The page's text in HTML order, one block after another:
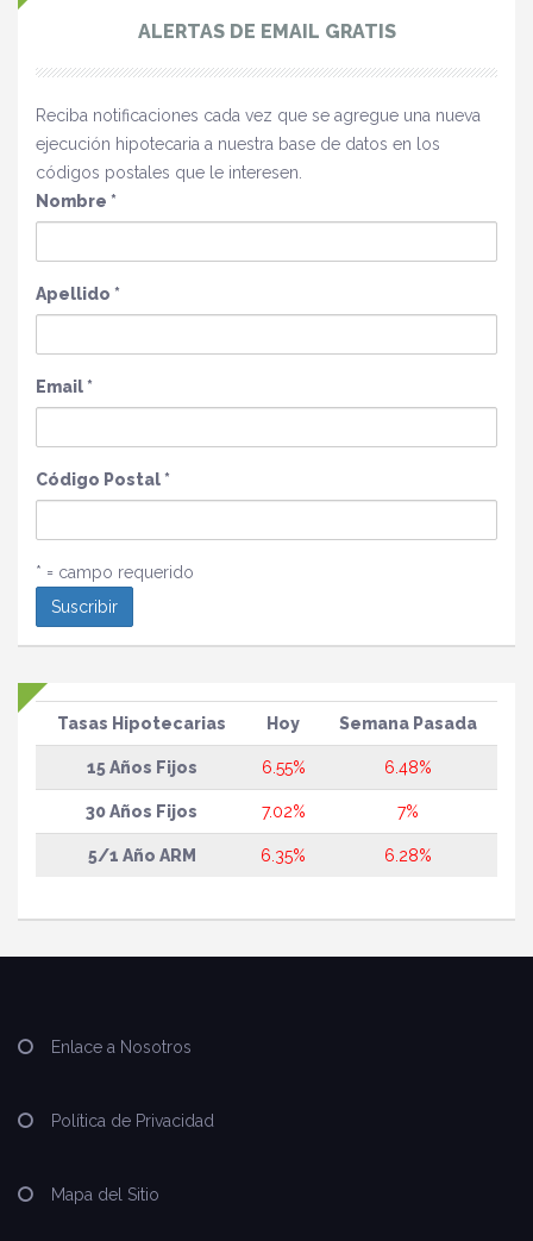
ALERTAS DE EMAIL GRATIS
Reciba notificaciones cada vez que se agregue una nueva
ejecución hipotecaria a nuestra base de datos en los
códigos postales que le interesen.
Nombre *
Apellido *
Email*
Código Postal*
* = campo requerido
Tasas Hipotecarias Hoy Semana Pasada
15 Años Fijos 6.55% 6.48%
30 Años Fijos 7.02% 7%
5/1 Año ARM 6.35% 6.28%
Enlace a Nosotros
Política de Privacidad
Mapa del Sitio